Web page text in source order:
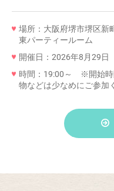
場所：大阪府堺市堺区新
東パーティールーム
開催日：2026年8月29日
時間：19:00～ ※開始時
物などは少なめにご参加